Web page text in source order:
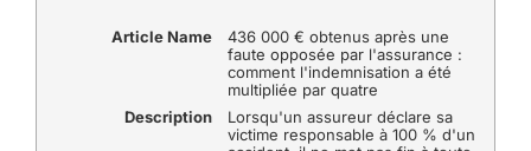
Article Name
436 000 € obtenus après une
faute opposée par l'assurance :
comment l'indemnisation a été
multipliée par quatre
Description
Lorsqu'un assureur déclare sa
victime responsable à 100 % d'un